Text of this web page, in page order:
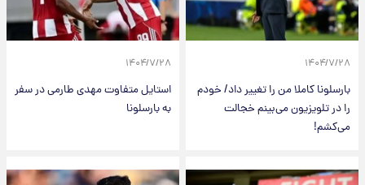
۱۴۰۴/۷/۲۸
بارسلونا کاملا من را تغییر داد/ خودم
را در تلویزیون می‌بینم خجالت
می‌کشم!
۱۴۰۴/۷/۲۸
استایل متفاوت مهدی طارمی در سفر
به بارسلونا